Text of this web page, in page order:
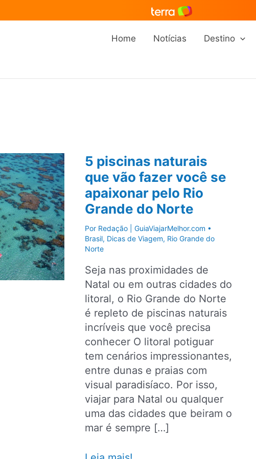
Home Notícias Destino
5 piscinas naturais
que vão fazer você se
apaixonar pelo Rio
Grande do Norte
Por Redação | GuiaViajarMelhor.com •
Brasil, Dicas de Viagem, Rio Grande do
Norte
Seja nas proximidades de
Natal ou em outras cidades do
litoral, o Rio Grande do Norte
é repleto de piscinas naturais
incríveis que você precisa
conhecer O litoral potiguar
tem cenários impressionantes,
entre dunas e praias com
visual paradisíaco. Por isso,
viajar para Natal ou qualquer
uma das cidades que beiram o
mar é sempre […]